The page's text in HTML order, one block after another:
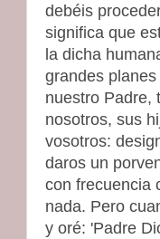
debéis
significa que
la dicha
grandes
nuestro Padre,
nosotros, sus
vosotros:
daros un
con frecuencia
nada. Pero
y oré: 'Padre